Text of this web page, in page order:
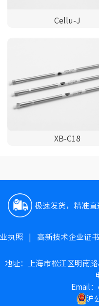
Cellu-J
XB-C18
极速发货，精准直
执照| 高新技术企业证书
地址：上海市松江区明南
Email
沪